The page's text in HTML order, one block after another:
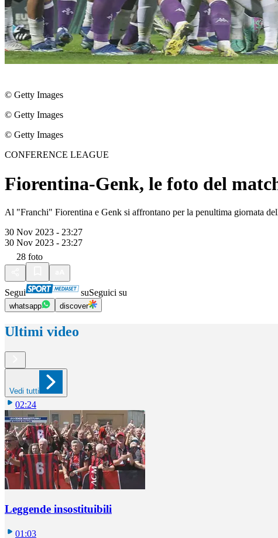
© Getty Images
© Getty Images
© Getty Images
CONFERENCE LEAGUE
Fiorentina-Genk, le foto del
Al "Franchi" Fiorentina e Genk si affrontano per la penultima giornata
30 Nov 2023 - 23:27
30 Nov 2023 - 23:27
28 foto
Segui suSeguici su
whatsapp discover
Ultimi video
Vedi tutti
02:24
Leggende insostituibili
01:03